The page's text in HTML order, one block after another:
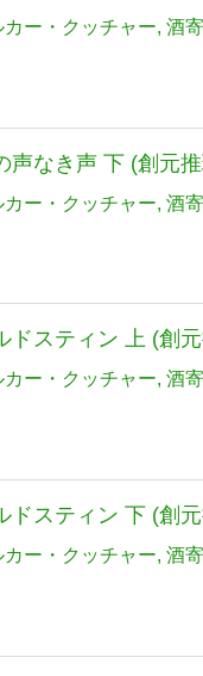
カー・クッチャー 酒
声なき声 下 (創元
カー・クッチャー 酒
ドスティン 上 (創
カー・クッチャー 酒
ドスティン 下 (創
カー・クッチャー 酒